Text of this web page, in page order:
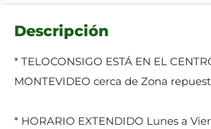
Descripción
* TELOCONSIGO ESTÁ EN EL
MONTEVIDEO cerca de Zona
* HORARIO EXTENDIDO Lunes a